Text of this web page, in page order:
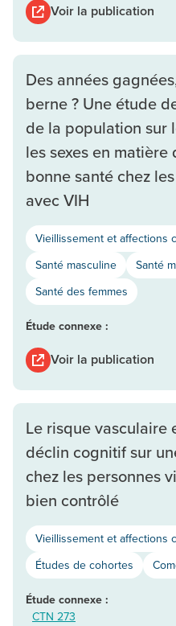
Voir la publication
Des années
berne ? Une étude
de la population sur
les sexes en
bonne santé chez
avec VIH
Vieillissement et affections
Santé masculine
Santé
Santé des femmes
Étude connexe :
Voir la publication
Le risque vasculaire
déclin cognitif sur
chez les personnes
bien contrôlé
Vieillissement et affections
Études de cohortes
Étude connexe :
CTN 273